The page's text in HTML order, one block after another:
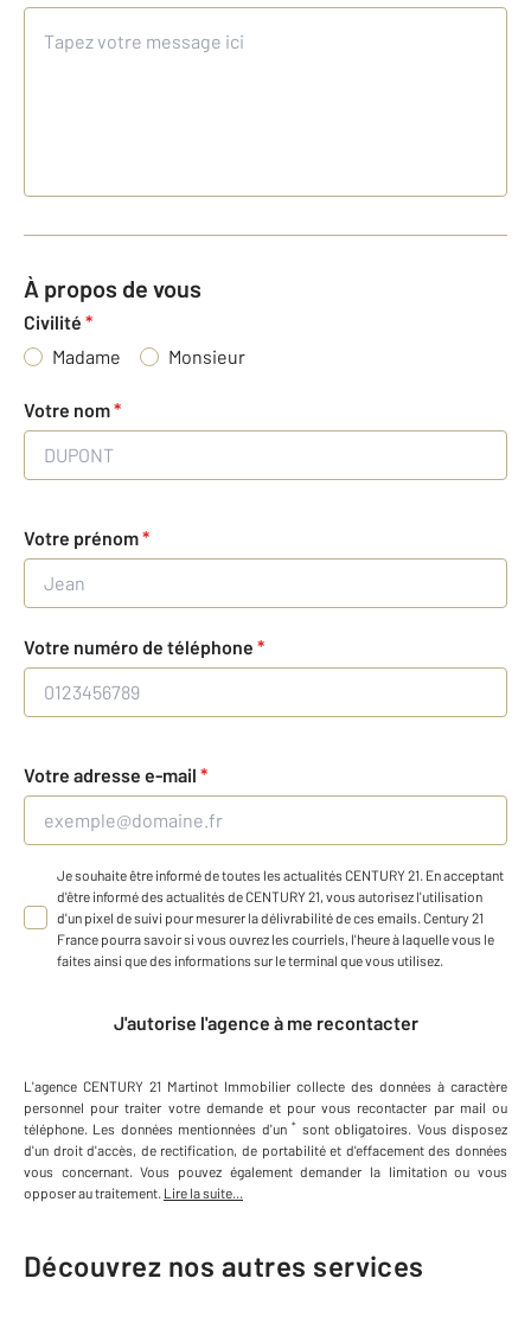
À propos de vous
Civilité *
Madame
Monsieur
Votre nom*
Votre prénom*
Votre numéro de téléphone *
Votre adresse e-mail *
Je souhaite être informé de toutes les actualités CENTURY 21. En acceptant
d'être informé des actualités de CENTURY 21, vous autorisez l'utilisation
d'un pixel de suivi pour mesurer la délivrabilité de ces emails. Century 21
France pourra savoir si vous ouvrez les courriels, l'heure à laquelle vous le
faites ainsi que des informations sur le terminal que vous utilisez.
J'autorise l'agence à me recontacter
L'agence CENTURY 21 Martinot Immobilier collecte des données à caractère
personnel pour traiter votre demande et pour vous recontacter par mail ou
téléphone. Les données mentionnées d'un * sont obligatoires. Vous disposez
d'un droit d'accès, de rectification, de portabilité et d'effacement des données
vous concernant. Vous pouvez également demander la limitation ou vous
opposer au traitement. Lire la suite...
Découvrez nos autres services